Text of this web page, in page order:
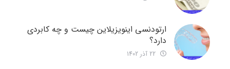
ارتودنسی اینویزیلاین چیست و چه کابردی
دارد؟